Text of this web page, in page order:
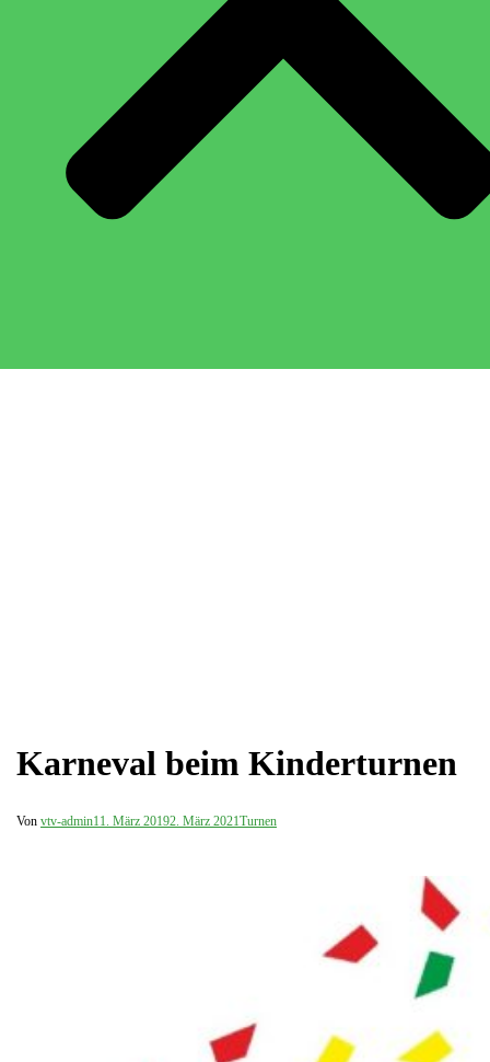
Karneval beim Kinderturnen
Von vtv-admin11. März 20192. März 2021Turnen